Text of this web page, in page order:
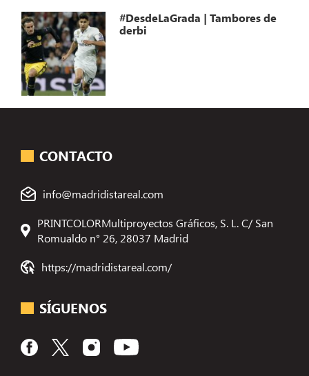
#DesdeLaGrada | Tambores de
derbi
CONTACTO
info@madridistareal.com
PRINTCOLORMultiproyectos Gráficos, S. L. C/ San
Romualdo n° 26, 28037 Madrid
https://madridistareal.com/
SÍGUENOS